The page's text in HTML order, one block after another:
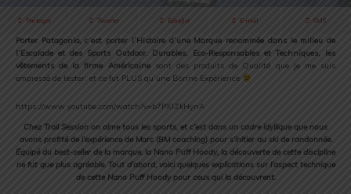
Partager Tweeter Épingler E-mail SMS
Porter Patagonia,c’est porter l’Histoire d’une Marque renommée dans le milieu de
l’Escalade et des Sports Outdoor. Durables, Eco-Responsables et Techniques, les
vêtements de la firme Américainesont des produits de Qualité que je me suis
empressé de tester, et ce fut PLUS qu’une Bonne Expérience
https://www.youtube.com/watch?v=b7PXIZkHynA
Chez Trail Session on aime tous les sports, et c’est dans un cadre idyllique que nous
avons profité de l’expérience de Marc (BM coaching) pour s’initier au ski de randonnée.
Équipé du best-seller de la marque, la Nano Puff Hoody, la découverte de cette discipline
ne fut que plus agréable. Tout d’abord, voici quelques explications sur l’aspect technique
de cette Nano Puff Hoody pour ceux qui la découvrent.